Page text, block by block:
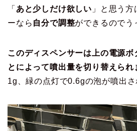
「 あと少しだけ欲しい 」と思う
ーなら 自分で調整ができるのでう
このディスペンサーは上の電源ボ
とによって噴出量を切り替えられ
1g、緑の点灯で0.6gの泡が噴出さ